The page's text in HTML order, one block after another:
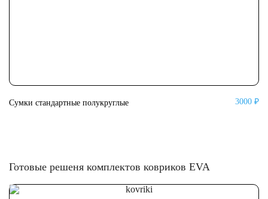
Сумки стандартные полукруглые 3000 ₽
Готовые решеня комплектов ковриков EVA